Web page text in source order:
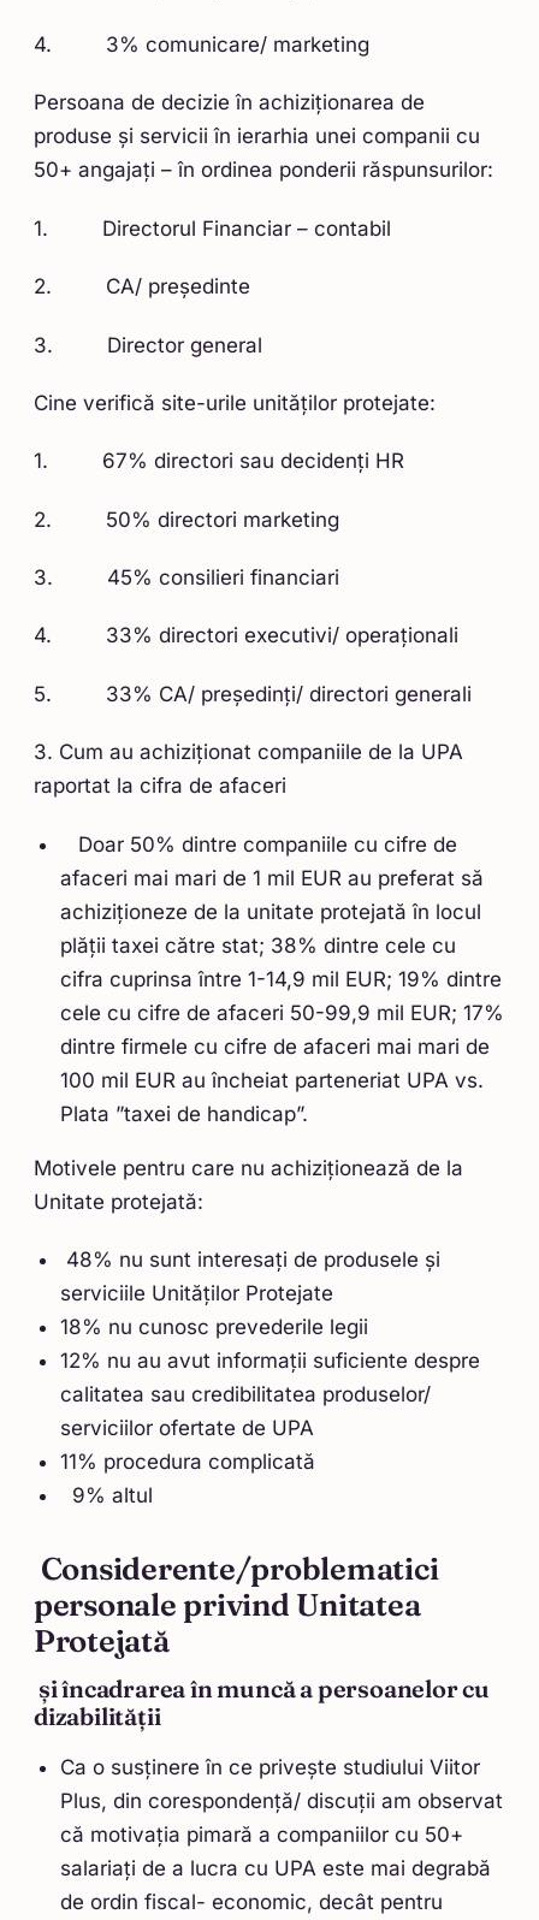
4. 3% comunicare/ marketing
Persoana de decizie în achiziționarea de
produse și servicii în ierarhia unei companii cu
50+ angajați – în ordinea ponderii răspunsurilor:
1. Directorul Financiar – contabil
2. CA/ președinte
3. Director general
Cine verifică site-urile unităților protejate:
1. 67% directori sau decidenți HR
2. 50% directori marketing
3. 45% consilieri financiari
4. 33% directori executivi/ operaționali
5. 33% CA/ președinți/ directori generali
3. Cum au achiziționat companiile de la UPA
raportat la cifra de afaceri
Doar 50% dintre companiile cu cifre de
afaceri mai mari de 1 mil EUR au preferat să
achiziționeze de la unitate protejată în locul
plății taxei către stat; 38% dintre cele cu
cifra cuprinsa între 1-14,9 mil EUR; 19% dintre
cele cu cifre de afaceri 50-99,9 mil EUR; 17%
dintre firmele cu cifre de afaceri mai mari de
100 mil EUR au încheiat parteneriat UPA vs.
Plata ”taxei de handicap”.
Motivele pentru care nu achiziționează de la
Unitate protejată:
48% nu sunt interesați de produsele și
serviciile Unităților Protejate
18% nu cunosc prevederile legii
12% nu au avut informații suficiente despre
calitatea sau credibilitatea produselor/
serviciilor ofertate de UPA
11% procedura complicată
9% altul
Considerente/problematici
personale privind Unitatea
Protejată
și încadrarea în muncă a persoanelor cu
dizabilității
Ca o susținere în ce privește studiului Viitor
Plus, din corespondență/ discuții am observat
că motivația pimară a companiilor cu 50+
salariați de a lucra cu UPA este mai degrabă
de ordin fiscal- economic, decât pentru